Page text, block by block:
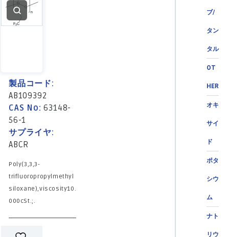
ブ/
タン
タル
OT
HER
オキ
サイ
ド
ポタ
シウ
ム
ナト
リウ
製品コード:
AB109392
CAS No:63148-
56-1
サプライヤ:
ABCR
Poly(3,3,3-
trifluoropropylmethyl
siloxane),viscosity10.
000cSt.;.